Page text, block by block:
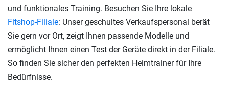
und funktionales Training. Besuchen Sie Ihre lokale
Fitshop-Filiale: Unser geschultes Verkaufspersonal berät
Sie gern vor Ort, zeigt Ihnen passende Modelle und
ermöglicht Ihnen einen Test der Geräte direkt in der Filiale.
So finden Sie sicher den perfekten Heimtrainer für Ihre
Bedürfnisse.